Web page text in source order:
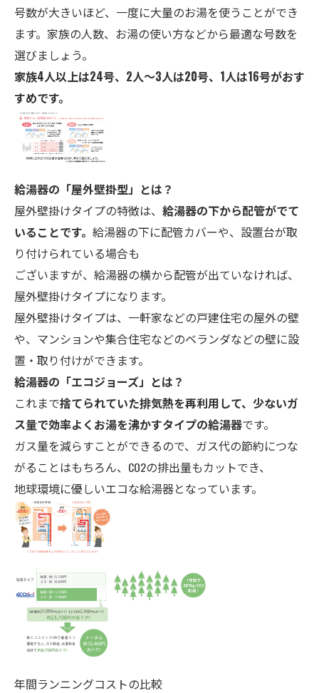
号数が大きいほど、一度に大量のお湯を使うことができ
ます。家族の人数、お湯の使い方などから最適な号数を
選びましょう。
家族4人以上は24号、2人～3人は20号、1人は16号がおす
すめです。
給湯器の「屋外壁掛型」とは？
屋外壁掛けタイプの特徴は、 給湯器の下から配管がでて
いることです。 給湯器の下に配管カバーや、設置台が取
り付けられている場合も
ございますが、給湯器の横から配管が出ていなければ、
屋外壁掛けタイプになります。
屋外壁掛けタイプは、一軒家などの戸建住宅の屋外の壁
や、マンションや集合住宅などのベランダなどの壁に設
置・取り付けができます。
給湯器の「エコジョーズ」とは？
これまで捨てられていた排気熱を再利用して、少ないガ
ス量で効率よくお湯を沸かすタイプの給湯器です。
ガス量を減らすことができるので、ガス代の節約につな
がることはもちろん、CO2の排出量もカットでき、
地球環境に優しいエコな給湯器となっています。
年間ランニングコストの比較